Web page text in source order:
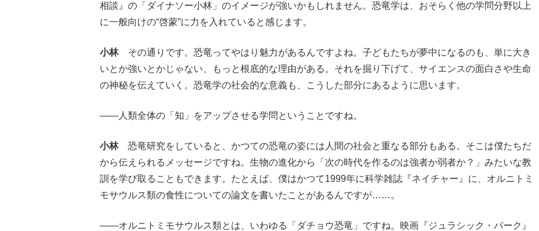
相談』の「ダイナソー小林」のイメージが強いかもしれません。恐竜学は、おそらく他の学問分野以上
に一般向けの“啓蒙”に力を入れていると感じます。
小林 その通りです。恐竜ってやはり魅力があるんですよね。子どもたちが夢中になるのも、単に大き
いとか強いとかじゃない、もっと根底的な理由がある。それを掘り下げて、サイエンスの面白さや生命
の神秘を伝えていく。恐竜学の社会的な意義も、こうした部分にあるように思います。
――人類全体の「知」をアップさせる学問ということですね。
小林恐竜研究をしていると、かつての恐竜の姿には人間の社会と重なる部分もある。そこは僕たちだ
から伝えられるメッセージですね。生物の進化から「次の時代を作るのは強者か弱者か？」みたいな教
訓を学び取ることもできます。たとえば、僕はかつて1999年に科学雑誌『ネイチャー』に、オルニトミ
モサウルス類の食性についての論文を書いたことがあるんですが……。
――オルニトミモサウルス類とは、いわゆる「ダチョウ恐竜」ですね。映画『ジュラシック・パーク』